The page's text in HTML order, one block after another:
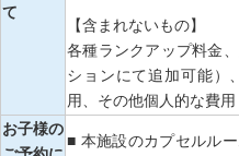
て
【含まれないもの】
各種ランクアップ料金
ションにて追加可能）
用、その他個人的な費用
お子様の
■ 本施設のカプセルル